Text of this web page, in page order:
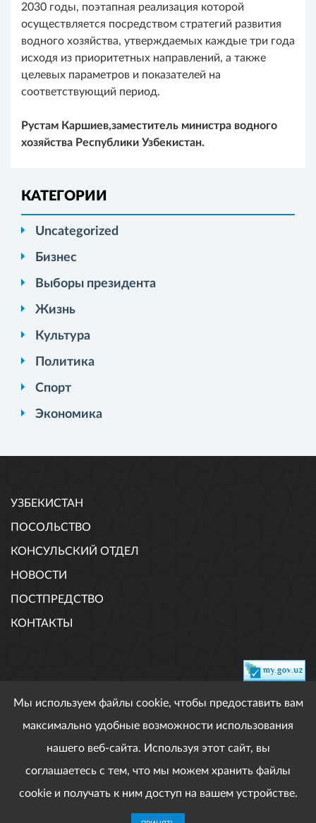
2030 годы, поэтапная реализация которой
осуществляется посредством стратегий развития
водного хозяйства, утверждаемых каждые три года
исходя из приоритетных направлений, а также
целевых параметров и показателей на
соответствующий период.
Рустам Каршиев,заместитель министра водного
хозяйства Республики Узбекистан.
КАТЕГОРИИ
Uncategorized
Бизнес
Выборы президента
Жизнь
Культура
Политика
Спорт
Экономика
УЗБЕКИСТАН
ПОСОЛЬСТВО
КОНСУЛЬСКИЙ ОТДЕЛ
НОВОСТИ
ПОСТПРЕДСТВО
КОНТАКТЫ
При использовании опубликованных материалов
Узбекистан в Австрии
Мы используем файлы cookie, чтобы предоставить вам
максимально удобные возможности использования
нашего веб-сайта. Используя этот сайт, вы
соглашаетесь с тем, что мы можем хранить файлы
cookie и получать к ним доступ на вашем устройстве.